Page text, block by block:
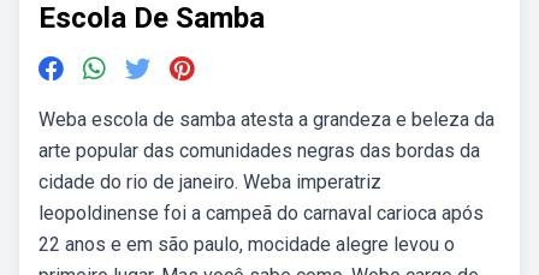
Escola De Samba
Weba escola de samba atesta a grandeza e beleza da
arte popular das comunidades negras das bordas da
cidade do rio de janeiro. Weba imperatriz
leopoldinense foi a campeã do carnaval carioca após
22 anos e em são paulo, mocidade alegre levou o